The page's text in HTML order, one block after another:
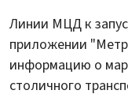
Линии МЦД к
приложении
информацию о
столичного